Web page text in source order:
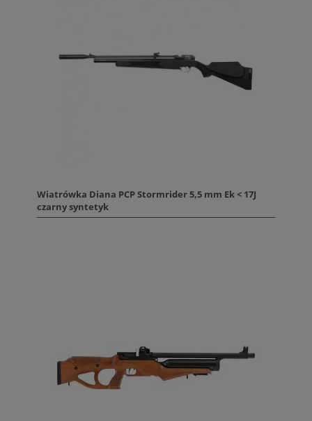
Wiatrówka Diana PCP Stormrider 5,5 mm Ek < 17J
czarny syntetyk